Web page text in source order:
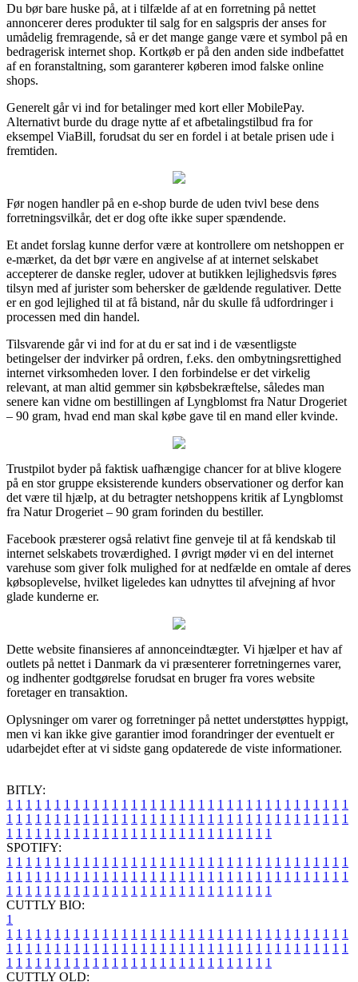
Du bør bare huske på, at i tilfælde af at en forretning på nettet
annoncerer deres produkter til salg for en salgspris der anses for
umådelig fremragende, så er det mange gange være et symbol på en
bedragerisk internet shop. Kortkøb er på den anden side indbefattet
af en foranstaltning, som garanterer køberen imod falske online
shops.
Generelt går vi ind for betalinger med kort eller MobilePay.
Alternativt burde du drage nytte af et afbetalingstilbud fra for
eksempel ViaBill, forudsat du ser en fordel i at betale prisen ude i
fremtiden.
Før nogen handler på en e-shop burde de uden tvivl bese dens
forretningsvilkår, det er dog ofte ikke super spændende.
Et andet forslag kunne derfor være at kontrollere om netshoppen er
e-mærket, da det bør være en angivelse af at internet selskabet
accepterer de danske regler, udover at butikken lejlighedsvis føres
tilsyn med af jurister som behersker de gældende regulativer. Dette
er en god lejlighed til at få bistand, når du skulle få udfordringer i
processen med din handel.
Tilsvarende går vi ind for at du er sat ind i de væsentligste
betingelser der indvirker på ordren, f.eks. den ombytningsrettighed
internet virksomheden lover. I den forbindelse er det virkelig
relevant, at man altid gemmer sin købsbekræftelse, således man
senere kan vidne om bestillingen af Lyngblomst fra Natur Drogeriet
– 90 gram, hvad end man skal købe gave til en mand eller kvinde.
Trustpilot byder på faktisk uafhængige chancer for at blive klogere
på en stor gruppe eksisterende kunders observationer og derfor kan
det være til hjælp, at du betragter netshoppens kritik af Lyngblomst
fra Natur Drogeriet – 90 gram forinden du bestiller.
Facebook præsterer også relativt fine genveje til at få kendskab til
internet selskabets troværdighed. I øvrigt møder vi en del internet
varehuse som giver folk mulighed for at nedfælde en omtale af deres
købsoplevelse, hvilket ligeledes kan udnyttes til afvejning af hvor
glade kunderne er.
Dette website finansieres af annonceindtægter. Vi hjælper et hav af
outlets på nettet i Danmark da vi præsenterer forretningernes varer,
og indhenter godtgørelse forudsat en bruger fra vores website
foretager en transaktion.
Oplysninger om varer og forretninger på nettet understøttes hyppigt,
men vi kan ikke give garantier imod forandringer der eventuelt er
udarbejdet efter at vi sidste gang opdaterede de viste informationer.
BITLY:
1 1 1 1 1 1 1 1 1 1 1 1 1 1 1 1 1 1 1 1 1 1 1 1 1 1 1 1 1 1 1 1 1 1 1 1
1 1 1 1 1 1 1 1 1 1 1 1 1 1 1 1 1 1 1 1 1 1 1 1 1 1 1 1 1 1 1 1 1 1 1 1
1 1 1 1 1 1 1 1 1 1 1 1 1 1 1 1 1 1 1 1 1 1 1 1 1 1 1 1
SPOTIFY:
1 1 1 1 1 1 1 1 1 1 1 1 1 1 1 1 1 1 1 1 1 1 1 1 1 1 1 1 1 1 1 1 1 1 1 1
1 1 1 1 1 1 1 1 1 1 1 1 1 1 1 1 1 1 1 1 1 1 1 1 1 1 1 1 1 1 1 1 1 1 1 1
1 1 1 1 1 1 1 1 1 1 1 1 1 1 1 1 1 1 1 1 1 1 1 1 1 1 1 1
CUTTLY BIO:
1
1 1 1 1 1 1 1 1 1 1 1 1 1 1 1 1 1 1 1 1 1 1 1 1 1 1 1 1 1 1 1 1 1 1 1 1
1 1 1 1 1 1 1 1 1 1 1 1 1 1 1 1 1 1 1 1 1 1 1 1 1 1 1 1 1 1 1 1 1 1 1 1
1 1 1 1 1 1 1 1 1 1 1 1 1 1 1 1 1 1 1 1 1 1 1 1 1 1 1 1
CUTTLY OLD: